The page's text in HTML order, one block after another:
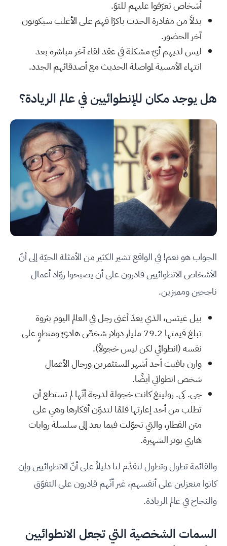
أشخاص تعرّفوا عليهم للتوّ.
بدلاً من مغادرة الحدث باكرًا فهم على الأغلب سيكونون
آخر الحضور.
ليس لديهم أيّ مشكلة في عقد لقاء آخر مباشرة بعد
انتهاء الأمسية لمواصلة الحديث مع أصدقائهم الجدد.
هل يوجد مكان للإنطوائيين في عالم الريادة؟
الجواب هو نعم! في الواقع تشير الكثير من الأمثلة الحيّة إلى أنّ
الأشخاص الانطوائيين قادرون على أن يصبحوا روّاد أعمال
ناجحين ومميزين.
بيل غيتس، الذي يعدّ أغنى رجل في العالم اليوم بثروة
تبلغ قيمتها 79.2 مليار دولار شخصٌ هادئ ومنطوٍ على
نفسه (انطوائي لكن ليس خجولاً).
وارن بافيت أحد أشهر المستثمرين ورجال الأعمال
شخص انطوائي أيضًا.
جي. كي. رولينغ كانت خجولة لدرجة أنّها لم تستطع أن
تطلب من أحد إعارتها قلمًا لتدوّن أفكارها وهي على
متن القطار، والتي تحوّلت فيما بعد إلى سلسلة روايات
هاري بوتر الشهيرة.
والقائمة تطول وتطول لتقدّم لنا دليلاً على أنّ الانطوائيين وإن
كانوا منعزلين على أنفسهم، غير أنّهم قادرون على التفوّق
والنجاح في عالم الريادة.
السمات الشخصية التي تجعل الانطوائيين